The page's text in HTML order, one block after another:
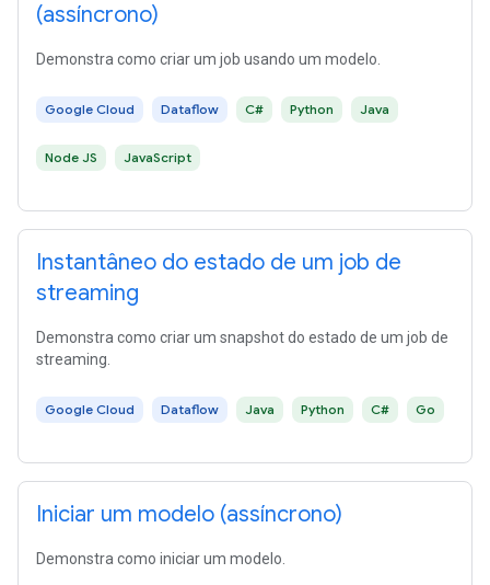
(assíncrono)
Demonstra como criar um job usando um modelo.
Google Cloud Dataflow C# Python Java
Node JS JavaScript
Instantâneo do estado de um job de
streaming
Demonstra como criar um snapshot do estado de um job de
streaming.
Google Cloud Dataflow Java Python C# Go
Iniciar um modelo (assíncrono)
Demonstra como iniciar um modelo.